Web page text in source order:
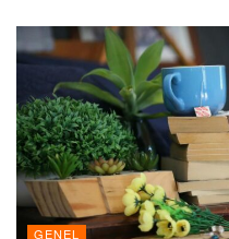
GENEL